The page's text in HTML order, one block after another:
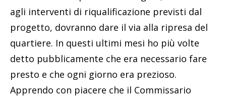
agli interventi di riqualificazione previsti dal
progetto, dovranno dare il via alla ripresa del
quartiere. In questi ultimi mesi ho più volte
detto pubblicamente che era necessario fare
presto e che ogni giorno era prezioso.
Apprendo con piacere che il Commissario